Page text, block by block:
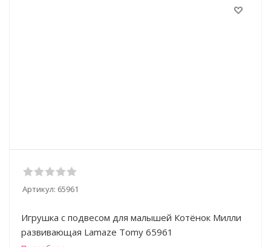
Артикул: 65961
Игрушка с подвесом для малышей Котёнок Милли
развивающая Lamaze Tomy 65961